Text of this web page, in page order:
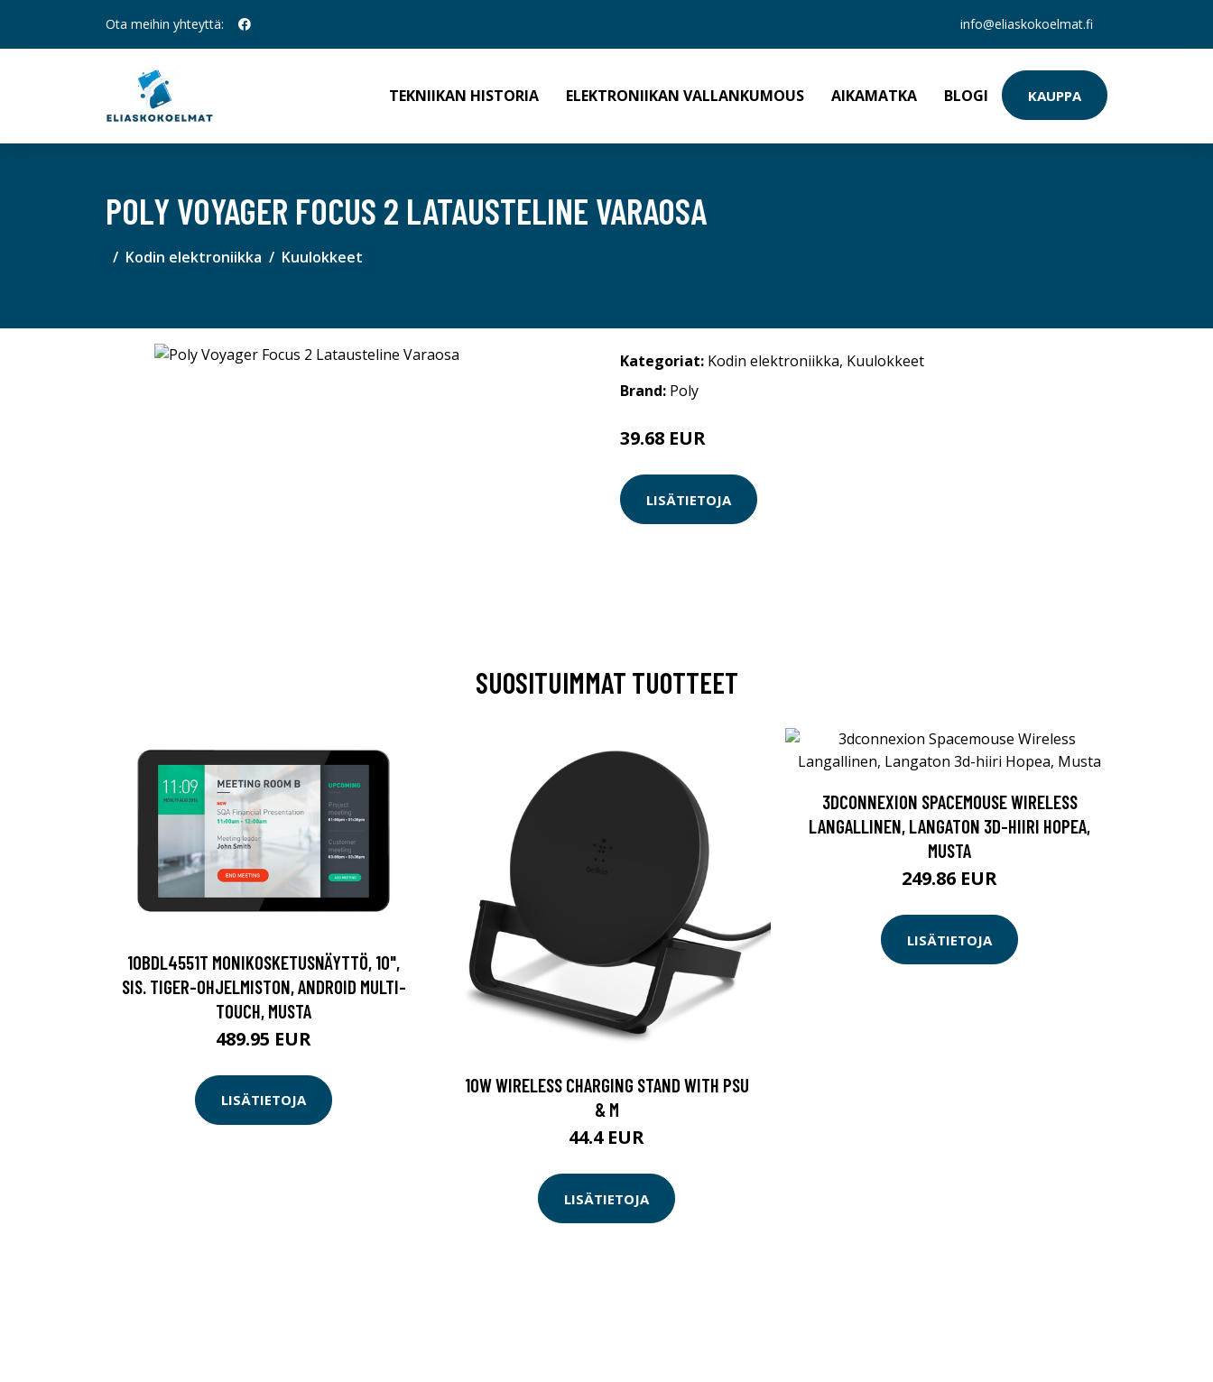
Ota meihin yhteyttä: info@eliaskokoelmat.fi
TEKNIIKAN HISTORIA ELEKTRONIIKAN VALLANKUMOUS AIKAMATKA BLOGI KAUPPA
POLY VOYAGER FOCUS 2 LATAUSTELINE VARAOSA
Kodin elektroniikka Kuulokkeet
Kategoriat: Kodin elektroniikka, Kuulokkeet
Brand: Poly
39.68 EUR
LISÄTIETOJA
SUOSITUIMMAT TUOTTEET
10BDL4551T MONIKOSKETUSNÄYTTÖ, 10",
SIS. TIGER-OHJELMISTON, ANDROID MULTI-
TOUCH, MUSTA
489.95 EUR
LISÄTIETOJA
10W WIRELESS CHARGING STAND WITH PSU
& M
44.4 EUR
LISÄTIETOJA
3DCONNEXION SPACEMOUSE WIRELESS
LANGALLINEN, LANGATON 3D-HIIRI HOPEA,
MUSTA
249.86 EUR
LISÄTIETOJA